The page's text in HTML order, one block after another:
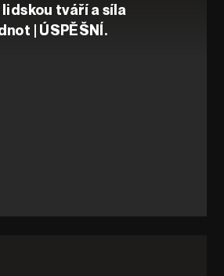
tváří a síla
| ÚSPĚŠNÍ.